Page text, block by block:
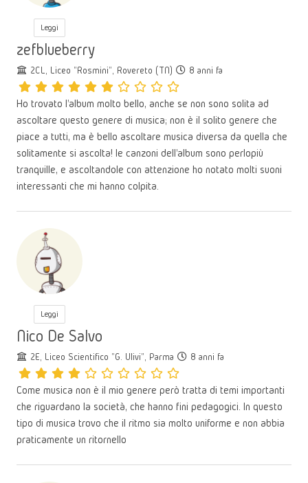
Leggi
zefblueberry
2CL, Liceo "Rosmini", Rovereto (TN) 8 anni fa
Ho trovato l'album molto bello, anche se non sono solita ad
ascoltare questo genere di musica; non è il solito genere che
piace a tutti, ma è bello ascoltare musica diversa da quella che
solitamente si ascolta! le canzoni dell'album sono perlopiù
tranquille, e ascoltandole con attenzione ho notato molti suoni
interessanti che mi hanno colpita.
Leggi
Nico De Salvo
2E, Liceo Scientifico "G. Ulivi", Parma 8 anni fa
Come musica non è il mio genere però tratta di temi importanti
che riguardano la società, che hanno fini pedagogici. In questo
tipo di musica trovo che il ritmo sia molto uniforme e non abbia
praticamente un ritornello